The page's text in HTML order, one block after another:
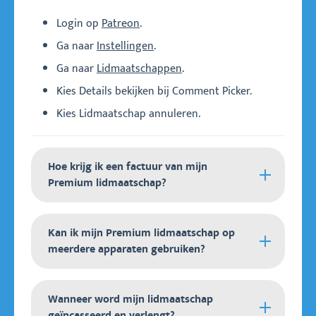
Deze feature is mogelijk bij alle
winnaar te kiezen.
Login opPatreon.
Ga naarInstellingen.
Ga naarLidmaatschappen.
Kies Details bekijken bij Comment Picker.
Kies Lidmaatschap annuleren.
Hoe krijg ik een factuur van mijn
Premium lidmaatschap?
Login opPatreon.
Kies Meer > Factureringsgeschiedenis.
Kan ik mijn Premium lidmaatschap op
meerdere apparaten gebruiken?
lidmaatschap, heb je toegang tot Premium op
Wanneer word mijn lidmaatschap